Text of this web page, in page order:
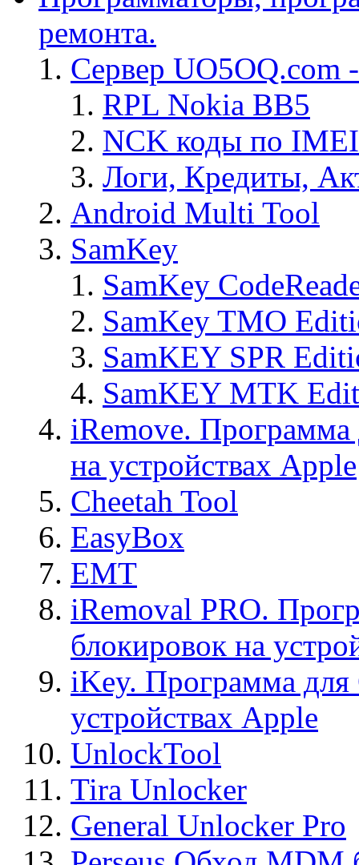
ремонта.
Сервер
RPL Nokia BB5
NCK коды по IMEI
Логи, Кредиты,
Android Multi Tool
SamKey
SamKey
SamKey TMO
SamKEY SPR
SamKEY MTK
iRemove. Программа
на устройствах Apple
Cheetah Tool
EasyBox
EMT
iRemoval PRO.
блокировок на
iKey. Программа для
устройствах Apple
UnlockTool
Tira Unlocker
General Unlocker Pro